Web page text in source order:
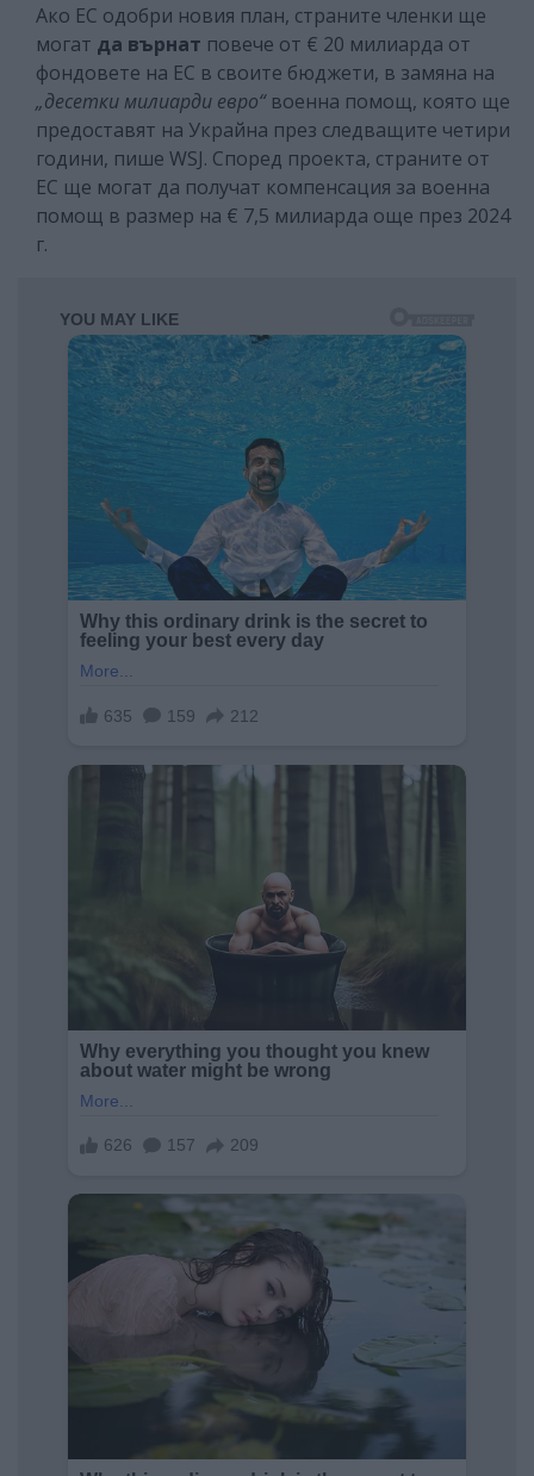
Ако ЕС одобри новия план, страните членки ще
могат да върнат повече от € 20 милиарда от
фондовете на ЕС в своите бюджети, в замяна на
„десетки милиарди евро“ военна помощ, която ще
предоставят на Украйна през следващите четири
години, пише WSJ. Според проекта, страните от
ЕС ще могат да получат компенсация за военна
помощ в размер на € 7,5 милиарда още през 2024
г.